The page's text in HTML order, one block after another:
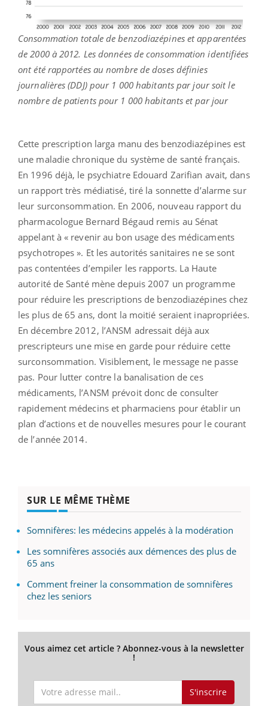
Consommation totale de benzodiazépines et apparentées
de 2000 à 2012. Les données de consommation identifiées
ont été rapportées au nombre de doses définies
journalières (DDJ) pour 1 000 habitants par jour soit le
nombre de patients pour 1 000 habitants et par jour
Cette prescription larga manu des benzodiazépines est
une maladie chronique du système de santé français.
En 1996 déjà, le psychiatre Edouard Zarifian avait, dans
un rapport très médiatisé, tiré la sonnette d’alarme sur
leur surconsommation. En 2006, nouveau rapport du
pharmacologue Bernard Bégaud remis au Sénat
appelant à « revenir au bon usage des médicaments
psychotropes ». Et les autorités sanitaires ne se sont
pas contentées d’empiler les rapports. La Haute
autorité de Santé mène depuis 2007 un programme
pour réduire les prescriptions de benzodiazépines chez
les plus de 65 ans, dont la moitié seraient inapropriées.
En décembre 2012, l’ANSM adressait déjà aux
prescripteurs une mise en garde pour réduire cette
surconsommation. Visiblement, le message ne passe
pas. Pour lutter contre la banalisation de ces
médicaments, l’ANSM prévoit donc de consulter
rapidement médecins et pharmaciens pour établir un
plan d’actions et de nouvelles mesures pour le courant
de l’année 2014.
SUR LE MÊME THÈME
Somnifères: les médecins appelés à la modération
Les somnifères associés aux démences des plus de
65 ans
Comment freiner la consommation de somnifères
chez les seniors
Vous aimez cet article ? Abonnez-vous à la newsletter
!
S'inscrire